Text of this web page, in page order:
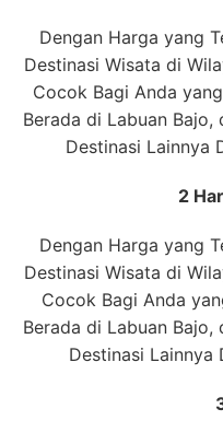
Dengan Harga yang
Destinasi Wisata di
Cocok Bagi Anda
Berada di Labuan
Destinasi Lainnya
2
Dengan Harga yang
Destinasi Wisata di
Cocok Bagi Anda
Berada di Labuan
Destinasi Lainnya